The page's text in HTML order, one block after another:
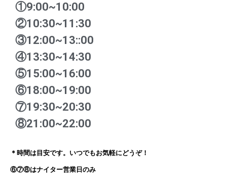
①9:00~10:00
②10:30~11:30
③12:00~13::00
④13:30~14:30
⑤15:00~16:00
⑥18:00~19:00
⑦19:30~20:30
⑧21:00~22:00
＊時間は目安です。いつでもお気軽にどうぞ！
⑥⑦⑧はナイター営業日のみ